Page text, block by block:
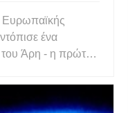
Ευρωπαϊκής
ένα
Άρη - η πρώτη
διαφορετικό από
ως το Βόρειο